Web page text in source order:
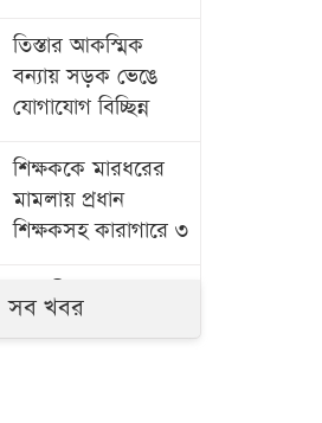
তিস্তার আকস্মিক
বন্যায় সড়ক ভেঙে
যোগাযোগ বিচ্ছিন্ন
শিক্ষককে মারধরের
মামলায় প্রধান
শিক্ষকসহ কারাগারে ৩
সাতক্ষীরায় ৬ কোটি
টাকার ‘কুশ’ মাদক
সব খবর